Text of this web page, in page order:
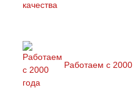
Работаем с 2000